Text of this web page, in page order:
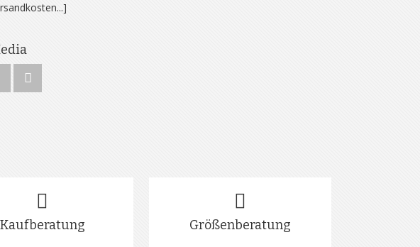
Kaufberatung Größenberatung